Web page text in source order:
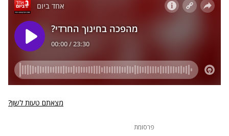
מצאתם טעות לשון?
פרסומת